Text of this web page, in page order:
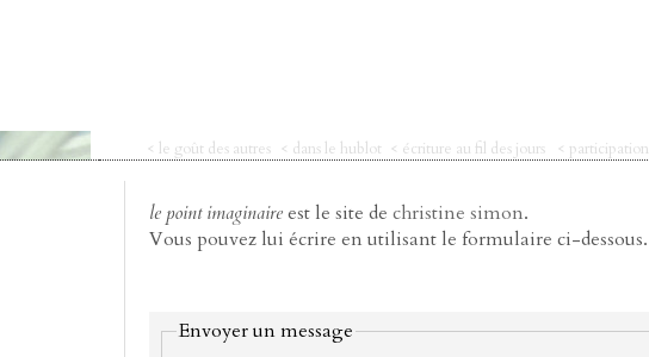
< le goût des autres < dans le hublot < écriture au fil des jours <
le point imaginaireest le site de christine simon.
Vous pouvez lui écrire en utilisant le formulaire ci-dessous.
Envoyer un message